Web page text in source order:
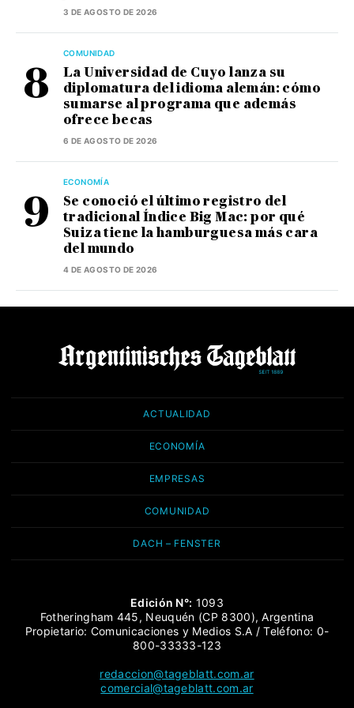
3 DE AGOSTO DE 2026
COMUNIDAD
La Universidad de Cuyo lanza su
diplomatura del idioma alemán: cómo
sumarse al programa que además
ofrece becas
6 DE AGOSTO DE 2026
ECONOMÍA
Se conoció el último registro del
tradicional Índice Big Mac: por qué
Suiza tiene la hamburguesa más cara
del mundo
4 DE AGOSTO DE 2026
ACTUALIDAD
ECONOMÍA
EMPRESAS
COMUNIDAD
DACH – FENSTER
Edición N°: 1093
Fotheringham 445, Neuquén (CP 8300), Argentina
Propietario: Comunicaciones y Medios S.A / Teléfono: 0-
800-33333-123
redaccion@tageblatt.com.ar
comercial@tageblatt.com.ar